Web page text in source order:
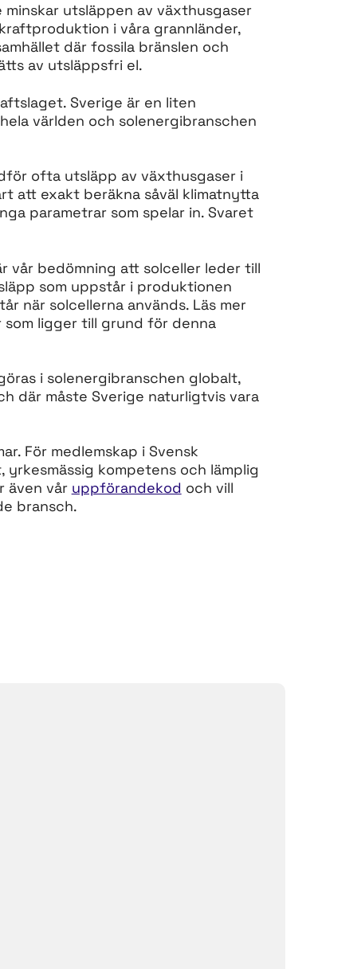
utsläppen av växthusgaser
i våra grannländer,
där fossila bränslen och
av utsläppsfri el.
Sverige är en liten
världen och solenergibranschen
ofta utsläpp av växthusgaser i
att exakt beräkna såväl klimatnytta
parametrar som spelar in. Svaret
vår bedömning att solceller leder till
som uppstår i produktionen
när solcellerna används. Läs mer
ligger till grund för denna
i solenergibranschen globalt,
där måste Sverige naturligtvis vara
För medlemskap i Svensk
kompetens och lämplig
även vår uppförandekod och vill
bransch.